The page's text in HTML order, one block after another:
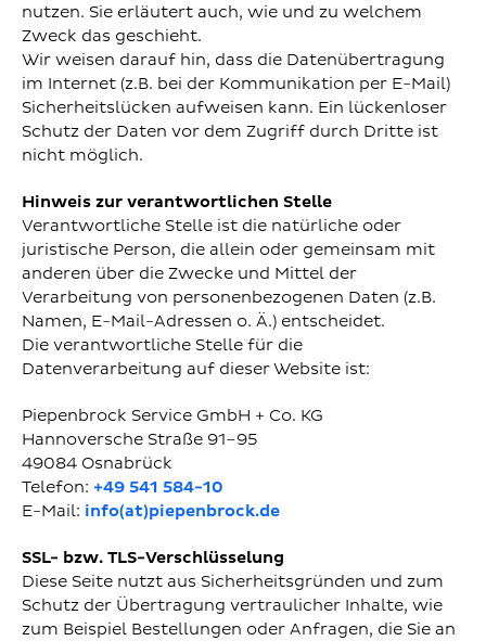
nutzen. Sie erläutert auch, wie und zu welchem
Zweck das geschieht.
Wir weisen darauf hin, dass die Datenübertragung
im Internet (z.B. bei der Kommunikation per E-Mail)
Sicherheitslücken aufweisen kann. Ein lückenloser
Schutz der Daten vor dem Zugriff durch Dritte ist
nicht möglich.
Hinweis zur verantwortlichen Stelle
Verantwortliche Stelle ist die natürliche oder
juristische Person, die allein oder gemeinsam mit
anderen über die Zwecke und Mittel der
Verarbeitung von personenbezogenen Daten (z.B.
Namen, E-Mail-Adressen o. Ä.) entscheidet.
Die verantwortliche Stelle für die
Datenverarbeitung auf dieser Website ist:
Piepenbrock Service GmbH + Co. KG
Hannoversche Straße 91–95
49084 Osnabrück
Telefon: +49 541 584-10
E-Mail: info(at)piepenbrock.de
SSL- bzw. TLS-Verschlüsselung
Diese Seite nutzt aus Sicherheitsgründen und zum
Schutz der Übertragung vertraulicher Inhalte, wie
zum Beispiel Bestellungen oder Anfragen, die Sie an